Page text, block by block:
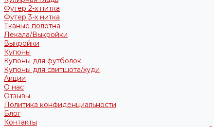
Футер 2-х нитка
Футер 3-х нитка
Тканые полотна
Лекала/Выкройки
Выкройки
Купоны
Купоны для футболок
Купоны для свитшота/худи
Акции
О нас
Отзывы
Политика конфиденциальности
Блог
Контакты